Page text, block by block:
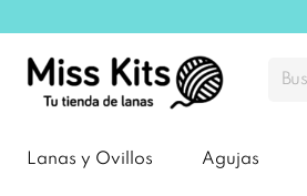
Lanas y Ovillos Agujas